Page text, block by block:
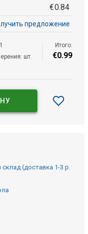
€0.84
предложение
шт.
Итого:
€0.99
(доставка 1-3 р.